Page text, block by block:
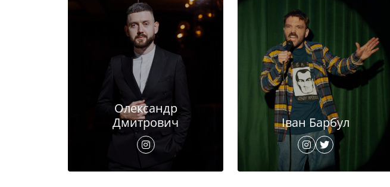
Олександр
Дмитрович
Іван Барбул